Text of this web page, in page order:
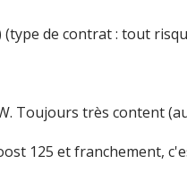
(type de contrat : tout
Toujours très content
125 et franchement,